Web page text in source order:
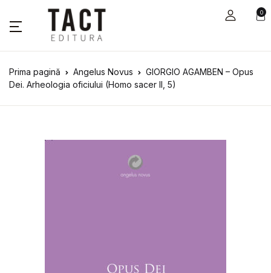
0
Prima pagină Angelus Novus
GIORGIO AGAMBEN – Opus
Dei. Arheologia oficiului (Homo sacer II, 5)